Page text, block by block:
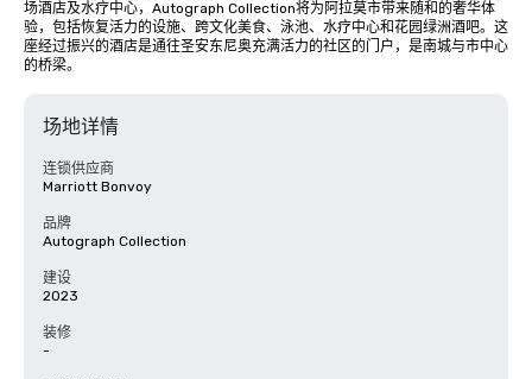
场酒店及水疗中心，Autograph Collection将为阿拉莫市带来随和的奢华体
验，包括恢复活力的设施、跨文化美食、泳池、水疗中心和花园绿洲酒吧。这
座经过振兴的酒店是通往圣安东尼奥充满活力的社区的门户，是南城与市中心
的桥梁。
场地详情
连锁供应商
Marriott Bonvoy
品牌
Autograph Collection
建设
2023
装修
-